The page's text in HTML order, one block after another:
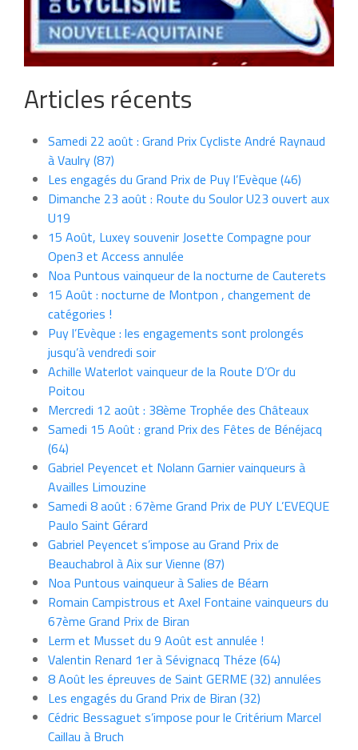
Articles récents
Samedi 22 août : Grand Prix Cycliste André Raynaud
à Vaulry (87)
Les engagés du Grand Prix de Puy l’Evèque (46)
Dimanche 23 août : Route du Soulor U23 ouvert aux
U19
15 Août, Luxey souvenir Josette Compagne pour
Open3 et Access annulée
Noa Puntous vainqueur de la nocturne de Cauterets
15 Août : nocturne de Montpon , changement de
catégories !
Puy l’Evèque : les engagements sont prolongés
jusqu’à vendredi soir
Achille Waterlot vainqueur de la Route D’Or du
Poitou
Mercredi 12 août : 38ème Trophée des Châteaux
Samedi 15 Août : grand Prix des Fêtes de Bénéjacq
(64)
Gabriel Peyencet et Nolann Garnier vainqueurs à
Availles Limouzine
Samedi 8 août : 67ème Grand Prix de PUY L’EVEQUE
Paulo Saint Gérard
Gabriel Peyencet s’impose au Grand Prix de
Beauchabrol à Aix sur Vienne (87)
Noa Puntous vainqueur à Salies de Béarn
Romain Campistrous et Axel Fontaine vainqueurs du
67ème Grand Prix de Biran
Lerm et Musset du 9 Août est annulée !
Valentin Renard 1er à Sévignacq Théze (64)
8 Août les épreuves de Saint GERME (32) annulées
Les engagés du Grand Prix de Biran (32)
Cédric Bessaguet s’impose pour le Critérium Marcel
Caillau à Bruch